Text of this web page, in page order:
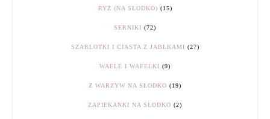
RYŻ (NA SŁODKO) (15)
SERNIKI (72)
SZARLOTKI I CIASTA Z JABŁKAMI (27)
WAFLE I WAFELKI (9)
Z WARZYW NA SŁODKO (19)
ZAPIEKANKI NA SŁODKO (2)